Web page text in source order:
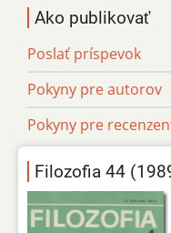
Ako publikovať
Poslať príspevok
Pokyny pre autorov
Pokyny pre
Filozofia 44